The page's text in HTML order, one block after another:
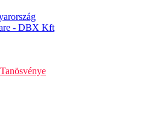
- DBX Kft